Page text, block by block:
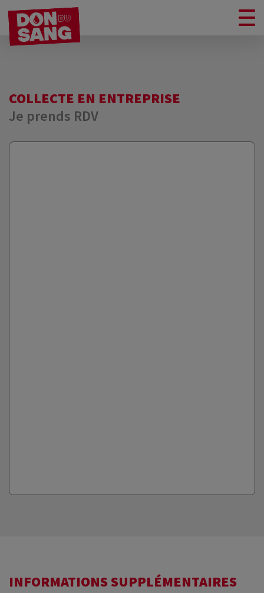
COLLECTE EN ENTREPRISE
Je prends RDV
INFORMATIONS SUPPLÉMENTAIRES